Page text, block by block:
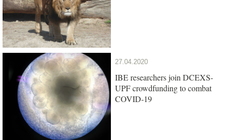
27.04.2020
IBE researchers join DCEXS-
UPF crowdfunding to combat
COVID-19